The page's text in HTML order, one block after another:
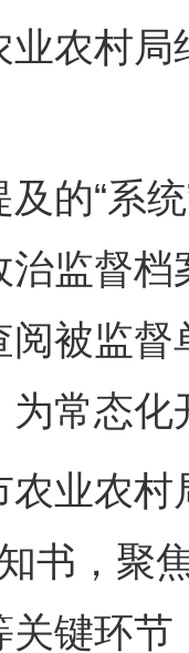
业农村
“系统
治监督
阅被监
常态
农村
书，聚
键环